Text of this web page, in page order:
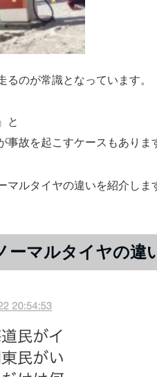
のが常識となっています。
と
故を起こすケースもありま
ルタイヤの違いを紹介しま
ーマルタイヤの違